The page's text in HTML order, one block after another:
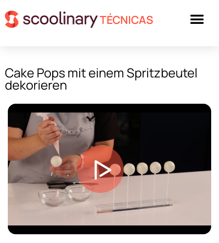
TÉCNICAS
Cake Pops mit einem Spritzbeutel
dekorieren